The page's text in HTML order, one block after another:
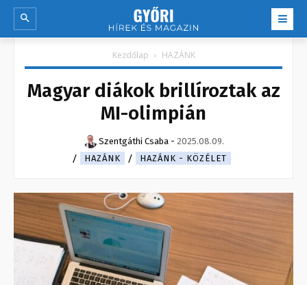
Kezdőlap HAZÁNK
Magyar diákok brillíroztak az
MI-olimpián
Szentgáthi Csaba - 2025.08.09.
HAZÁNK
HAZÁNK - KÖZÉLET